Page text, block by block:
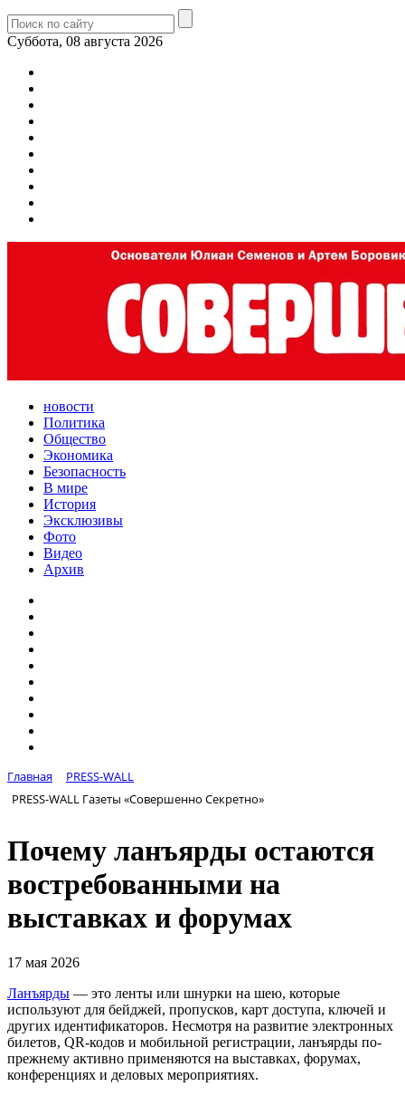
Суббота, 08 августа 2026
новости
Политика
Общество
Экономика
Безопасность
В мире
История
Эксклюзивы
Фото
Видео
Архив
Главная
PRESS-WALL
PRESS-WALL Газеты «Совершенно Секретно»
Почему ланъярды остаются
востребованными на
выставках и форумах
17 мая 2026
Ланъярды — это ленты или шнурки на шею, которые
используют для бейджей, пропусков, карт доступа, ключей и
других идентификаторов. Несмотря на развитие электронных
билетов, QR-кодов и мобильной регистрации, ланъярды по-
прежнему активно применяются на выставках, форумах,
конференциях и деловых мероприятиях.